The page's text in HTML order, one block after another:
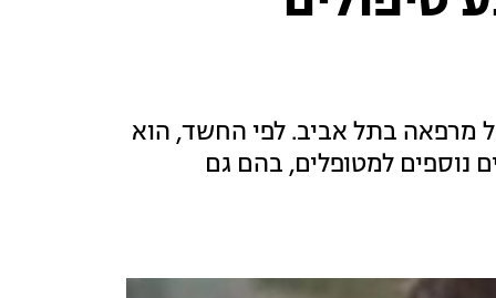
מרפאה בתל אביב. לפי החשד, הוא
נוספים למטופלים, בהם גם